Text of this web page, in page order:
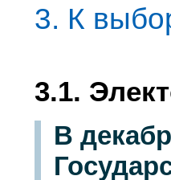
3. К
3.1.
В